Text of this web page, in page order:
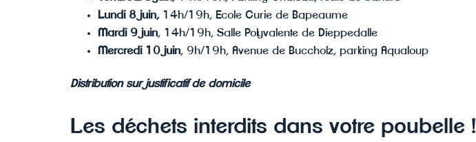
Lundi 8 juin, 14h/19h, Ecole Curie de Bapeaume
Mardi 9 juin, 14h/19h, Salle Polyvalente de Dieppedalle
Mercredi 10 juin, 9h/19h, Avenue de Buccholz, parking Aqualoup
Distribution sur justificatif de domicile
Les déchets interdits dans votre poubelle !